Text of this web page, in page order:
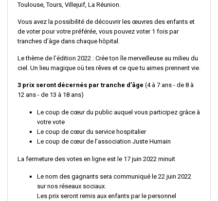
Toulouse, Tours, Villejuif, La Réunion.
Vous avez la possibilité de découvrir les œuvres des enfants et
de voter pour votre préférée, vous pouvez voter 1 fois par
tranches d’âge dans chaque hôpital.
Le thème de l’édition 2022 : Crée ton île merveilleuse au milieu du
ciel. Un lieu magique où tes rêves et ce que tu aimes prennent vie.
3 prix seront décernés par tranche d’âge (4 à 7 ans - de 8 à
12 ans - de 13 à 18 ans)
Le coup de cœur du public auquel vous participez grâce à
votre vote
Le coup de cœur du service hospitalier
Le coup de cœur de l’association Juste Humain
La fermeture des votes en ligne est le 17 juin 2022 minuit
Le nom des gagnants sera communiqué le 22 juin 2022
sur nos réseaux sociaux.
Les prix seront remis aux enfants par le personnel